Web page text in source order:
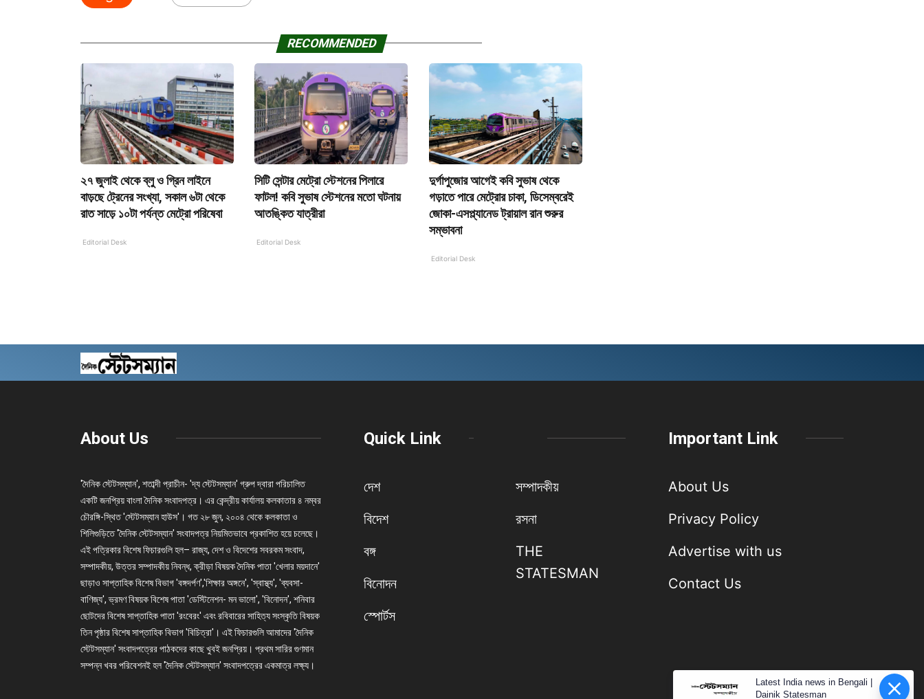
RECOMMENDED
২৭ জুলাই থেকে ব্লু ও গ্রিন লাইনে
বাড়ছে ট্রেনের সংখ্যা, সকাল ৬টা থেকে
রাত সাড়ে ১০টা পর্যন্ত মেট্রো পরিষেবা
Editorial Desk
সিটি সেন্টার মেট্রো স্টেশনের পিলারে
ফাটল! কবি সুভাষ স্টেশনের মতো ঘটনায়
আতঙ্কিত যাত্রীরা
Editorial Desk
দুর্গাপুজোর আগেই কবি সুভাষ থেকে
গড়াতে পারে মেট্রোর চাকা, ডিসেম্বরেই
জোকা-এসপ্ল্যানেড ট্রায়াল রান শুরুর
সম্ভাবনা
Editorial Desk
About Us
'দৈনিক স্টেটসম্যান', শতাব্দী প্রাচীন- 'দ্য স্টেটসম্যান' গ্রুপ দ্বারা পরিচালিত
একটি জনপ্রিয় বাংলা দৈনিক সংবাদপত্র। এর কেন্দ্রীয় কার্যালয় কলকাতার ৪ নম্বর
চৌরঙ্গি-স্থিত 'স্টেটসম্যান হাউস'। গত ২৮ জুন, ২০০৪ থেকে কলকাতা ও
শিলিগুড়িতে 'দৈনিক স্টেটসম্যান' সংবাদপত্র নিয়মিতভাবে প্রকাশিত হয়ে চলেছে।
এই পত্রিকার বিশেষ ফিচারগুলি হল– রাজ্য, দেশ ও বিদেশের সবরকম সংবাদ,
সম্পাদকীয়, উত্তর সম্পাদকীয় নিবন্ধ, ক্রীড়া বিষয়ক দৈনিক পাতা 'খেলার ময়দানে'
ছাড়াও সাপ্তাহিক বিশেষ বিভাগ 'বঙ্গদর্পণ','শিক্ষার অঙ্গনে', 'স্বাস্থ্য', 'ব্যবসা-
বাণিজ্য', ভ্রমণ বিষয়ক বিশেষ পাতা 'ডেস্টিনেশন- মন ভালো', 'বিনোদন', শনিবার
ছোটদের বিশেষ সাপ্তাহিক পাতা 'রংবেরং' এবং রবিবারের সাহিত্য সংস্কৃতি বিষয়ক
তিন পৃষ্ঠার বিশেষ সাপ্তাহিক বিভাগ 'বিচিত্রা'। এই ফিচারগুলি আমাদের 'দৈনিক
স্টেটসম্যান' সংবাদপত্রের পাঠকদের কাছে খুবই জনপ্রিয়। প্রথম সারির গুণমান
সম্পন্ন খবর পরিবেশনই হল 'দৈনিক স্টেটসম্যান' সংবাদপত্রের একমাত্র লক্ষ্য।
Quick Link
দেশ
বিদেশ
বঙ্গ
বিনোদন
স্পোর্টস
সম্পাদকীয়
রসনা
THE
STATESMAN
Important Link
About Us
Privacy Policy
Advertise with us
Contact Us
Latest India news in Bengali |
Dainik Statesman